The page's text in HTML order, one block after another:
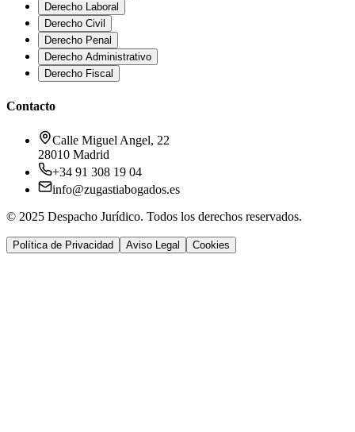
Derecho Laboral
Derecho Civil
Derecho Penal
Derecho Administrativo
Derecho Fiscal
Contacto
Calle Miguel Angel, 22
28010 Madrid
+34 91 308 19 04
info@zugastiabogados.es
© 2025 Despacho Jurídico. Todos los derechos reservados.
Política de Privacidad Aviso Legal Cookies